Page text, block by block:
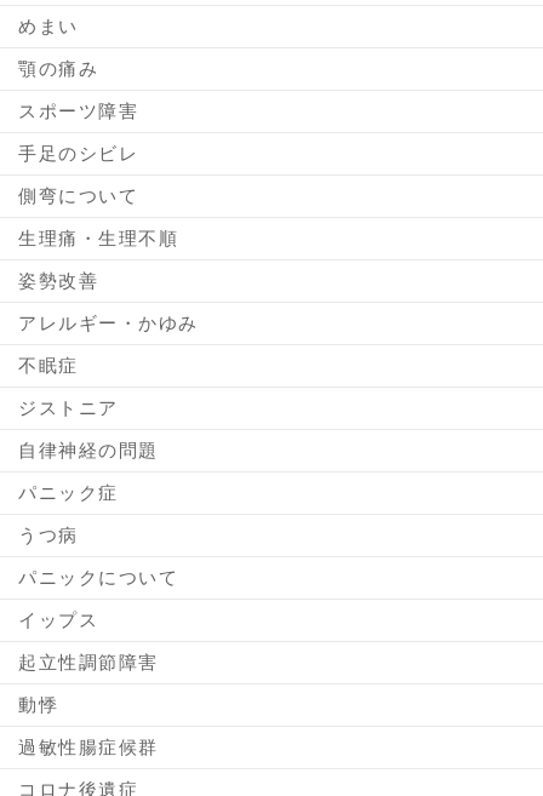
めまい
顎の痛み
スポーツ障害
手足のシビレ
側弯について
生理痛・生理不順
姿勢改善
アレルギー・かゆみ
不眠症
ジストニア
自律神経の問題
パニック症
うつ病
パニックについて
イップス
起立性調節障害
動悸
過敏性腸症候群
コロナ後遺症